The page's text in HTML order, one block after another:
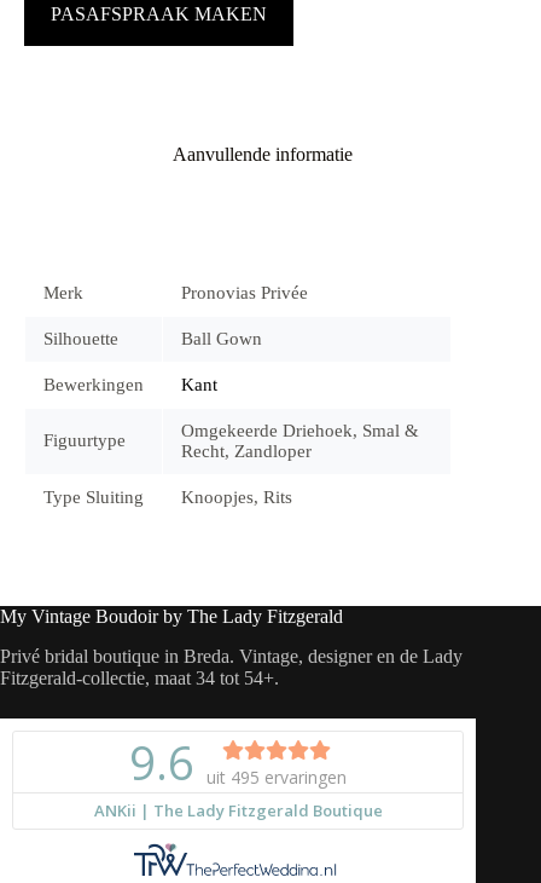
PASAFSPRAAK MAKEN
Aanvullende informatie
Merk Pronovias Privée
Silhouette Ball Gown
Bewerkingen Kant
Figuurtype
Omgekeerde Driehoek, Smal &
Recht, Zandloper
Type Sluiting Knoopjes, Rits
My Vintage Boudoir by The Lady Fitzgerald
Privé bridal boutique in Breda. Vintage, designer en de Lady
Fitzgerald-collectie, maat 34 tot 54+.